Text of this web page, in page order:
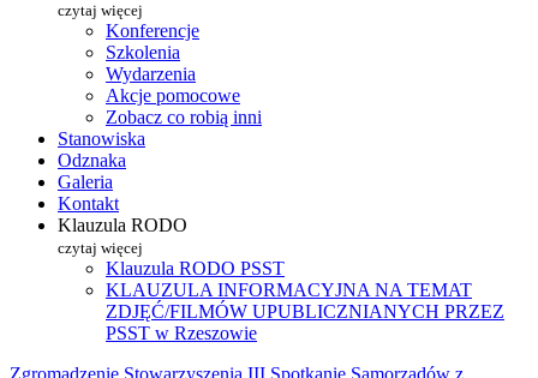
czytaj więcej
Konferencje
Szkolenia
Wydarzenia
Akcje pomocowe
Zobacz co robią inni
Stanowiska
Odznaka
Galeria
Kontakt
Klauzula RODO
czytaj więcej
Klauzula RODO PSST
KLAUZULA INFORMACYJNA NA TEMAT
ZDJĘĆ/FILMÓW UPUBLICZNIANYCH PRZEZ
PSST w Rzeszowie
Zgromadzenie Stowarzyszenia III Spotkanie Samorządów z